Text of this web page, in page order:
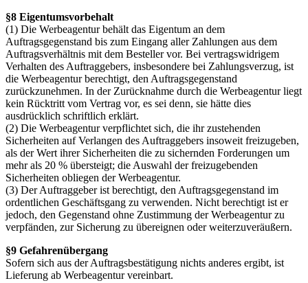
§8 Eigentumsvorbehalt
(1) Die Werbeagentur behält das Eigentum an dem
Auftragsgegenstand bis zum Eingang aller Zahlungen aus dem
Auftragsverhältnis mit dem Besteller vor. Bei vertragswidrigem
Verhalten des Auftraggebers, insbesondere bei Zahlungsverzug, ist
die Werbeagentur berechtigt, den Auftragsgegenstand
zurückzunehmen. In der Zurücknahme durch die Werbeagentur liegt
kein Rücktritt vom Vertrag vor, es sei denn, sie hätte dies
ausdrücklich schriftlich erklärt.
(2) Die Werbeagentur verpflichtet sich, die ihr zustehenden
Sicherheiten auf Verlangen des Auftraggebers insoweit freizugeben,
als der Wert ihrer Sicherheiten die zu sichernden Forderungen um
mehr als 20 % übersteigt; die Auswahl der freizugebenden
Sicherheiten obliegen der Werbeagentur.
(3) Der Auftraggeber ist berechtigt, den Auftragsgegenstand im
ordentlichen Geschäftsgang zu verwenden. Nicht berechtigt ist er
jedoch, den Gegenstand ohne Zustimmung der Werbeagentur zu
verpfänden, zur Sicherung zu übereignen oder weiterzuveräußern.
§9 Gefahrenübergang
Sofern sich aus der Auftragsbestätigung nichts anderes ergibt, ist
Lieferung ab Werbeagentur vereinbart.